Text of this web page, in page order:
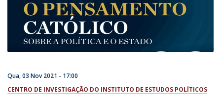
Qua, 03 Nov 2021 - 17:00
CENTRO DE INVESTIGAÇÃO DO INSTITUTO DE ESTUDOS POLÍTICOS